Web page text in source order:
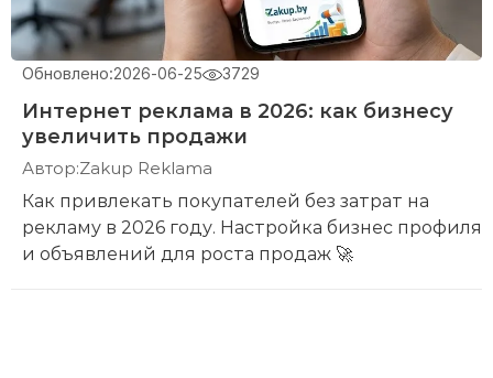
Обновлено:2026-06-25 3729
Интернет реклама в 2026: как бизнесу
увеличить продажи
Автор:Zakup Reklama
Как привлекать покупателей без затрат на
рекламу в 2026 году. Настройка бизнес профиля
и объявлений для роста продаж 🚀